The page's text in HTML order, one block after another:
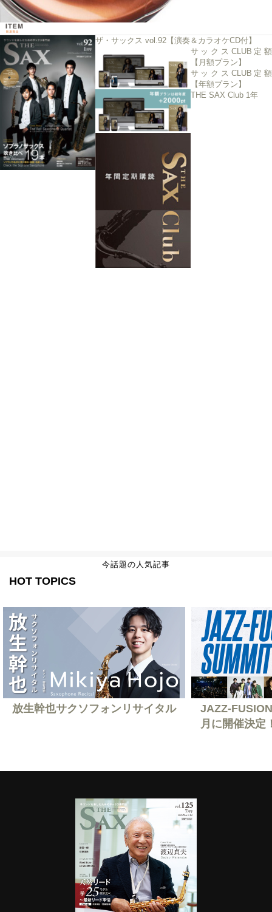
ザ・サックス vol.92【演奏＆カラオケCD付】
サックスCLUB定額
【月額プラン】
サックスCLUB定額
【年額プラン】
THE SAX Club 1年
今話題の人気記事
HOT TOPICS
放生幹也サクソフォンリサイタル
JAZZ-
月に開催決定